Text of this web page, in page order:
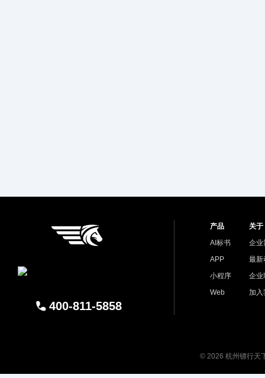
400-811-5858
产品
AI标书
APP
小程序
Web
关于
企业
最新
企业
加入
© 2026 杭州镖行天